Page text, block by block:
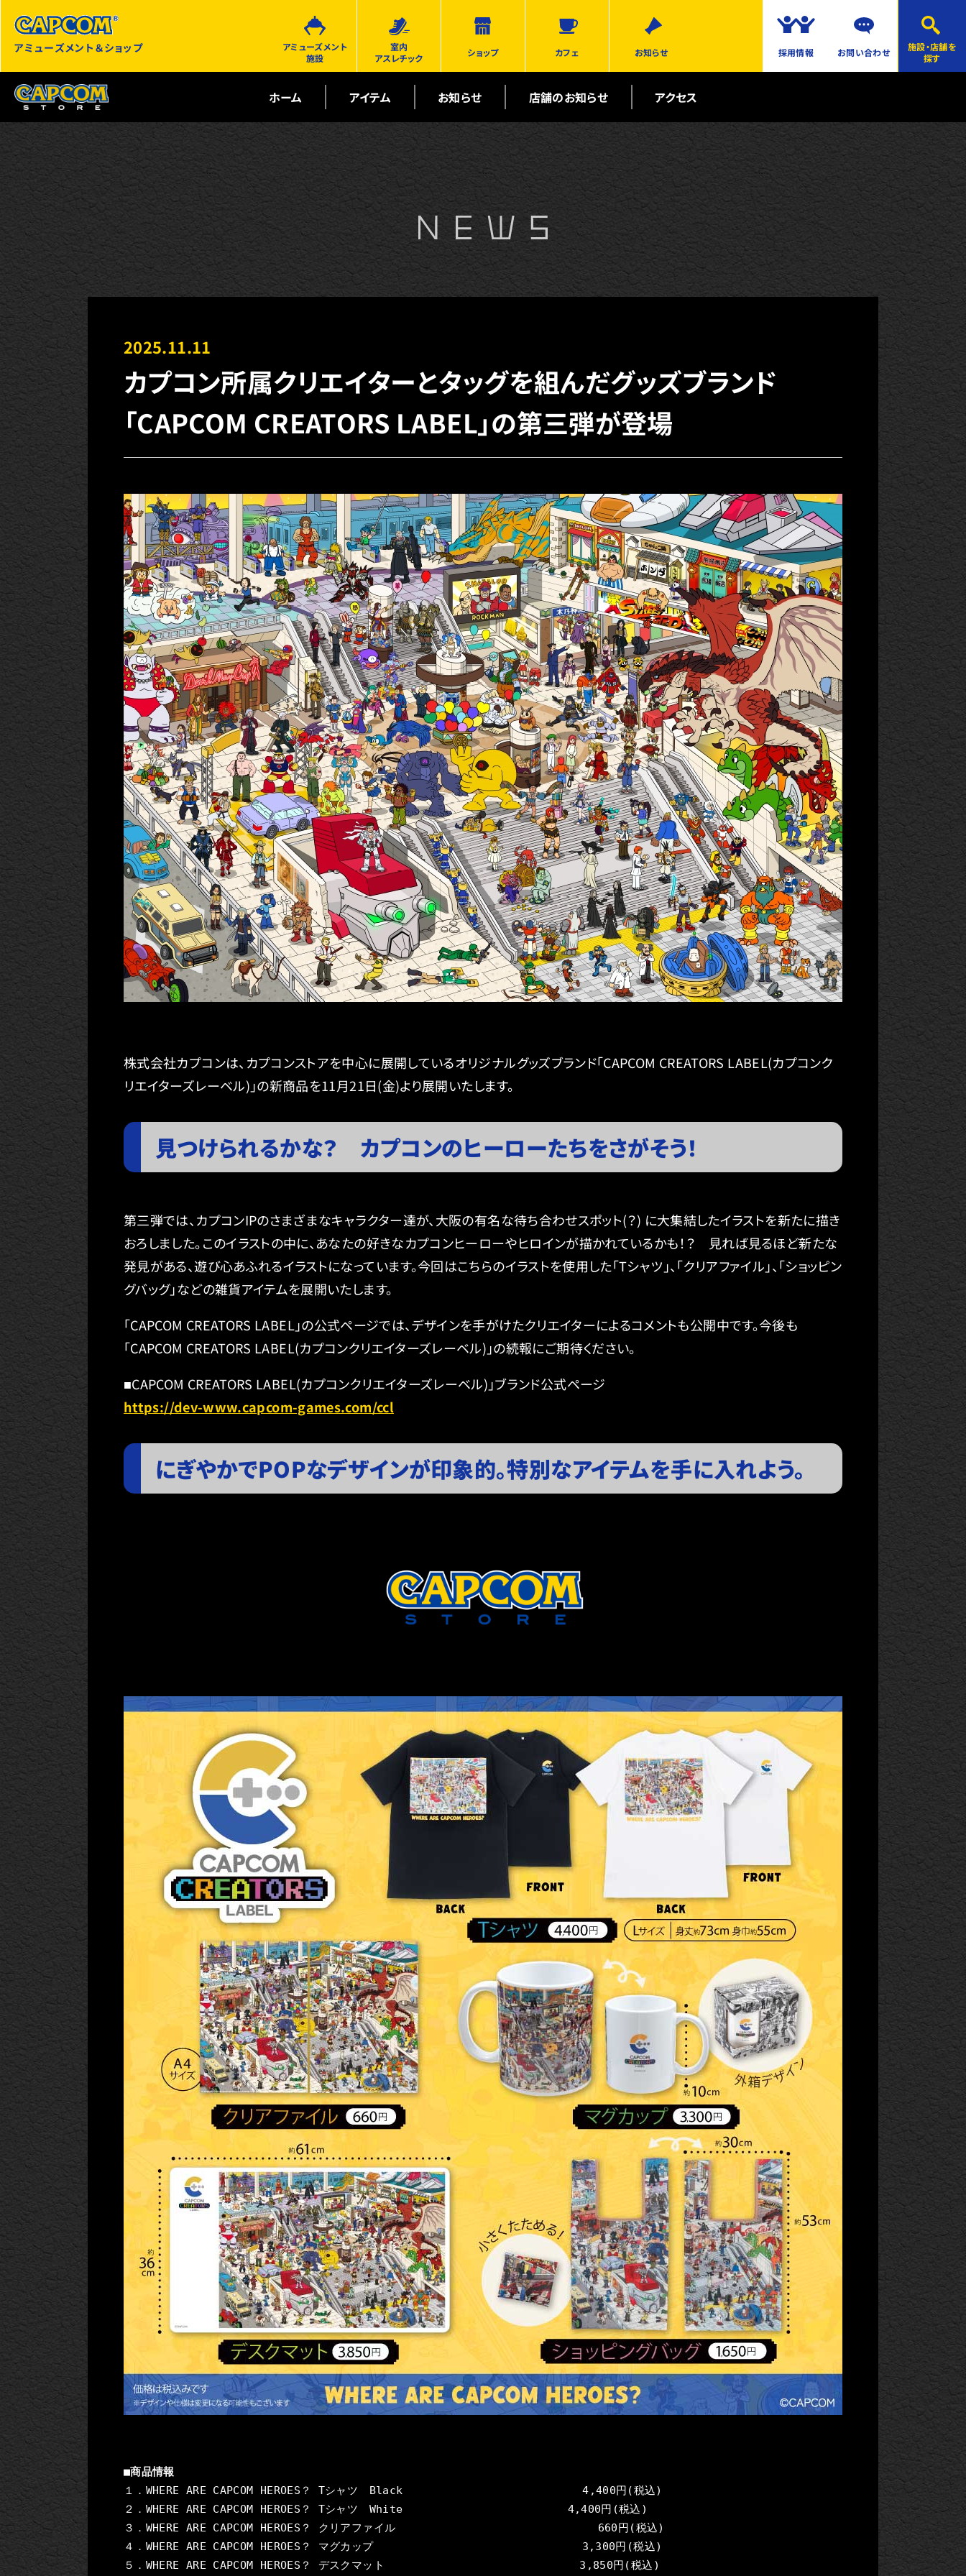
アミューズメント＆ショップ
施設・店舗を
探す
アミューズメント
施設
室内
アスレチック
ショップ カフェ お知らせ 採用情報 お問い合わせ
ホーム アイテム お知らせ 店舗のお知らせ アクセス
2025.11.11
カプコン所属クリエイターとタッグを組んだグッズブランド
「CAPCOM CREATORS LABEL」の第三弾が登場
株式会社カプコンは、カプコンストアを中心に展開しているオリジナルグッズブランド「CAPCOM CREATORS LABEL(カプコンク
リエイターズレーベル)」の新商品を11月21日(金)より展開いたします。
見つけられるかな？ カプコンのヒーローたちをさがそう！
第三弾では、カプコンIPのさまざまなキャラクター達が、大阪の有名な待ち合わせスポット(？) に大集結したイラストを新たに描き
おろしました。このイラストの中に、あなたの好きなカプコンヒーローやヒロインが描かれているかも！？ 見れば見るほど新たな
発見がある、遊び心あふれるイラストになっています。今回はこちらのイラストを使用した「Tシャツ」、「クリアファイル」、「ショッピン
グバッグ」などの雑貨アイテムを展開いたします。
「CAPCOM CREATORS LABEL」の公式ページでは、デザインを手がけたクリエイターによるコメントも公開中です。今後も
「CAPCOM CREATORS LABEL(カプコンクリエイターズレーベル)」の続報にご期待ください。
■CAPCOM CREATORS LABEL(カプコンクリエイターズレーベル)」ブランド公式ページ
https://dev-www.capcom-games.com/ccl
にぎやかでPOPなデザインが印象的。特別なアイテムを手に入れよう。
■商品情報
１．WHERE ARE CAPCOM HEROES？ Tシャツ　Black　　 　　 		   　  4,400円(税込)
２．WHERE ARE CAPCOM HEROES？ Tシャツ　White　　　 　　 　　           4,400円(税込)
３．WHERE ARE CAPCOM HEROES？ クリアファイル    　	        　       660円(税込)
４．WHERE ARE CAPCOM HEROES？ マグカップ                               3,300円(税込)
５．WHERE ARE CAPCOM HEROES？ デスクマット                             3,850円(税込)